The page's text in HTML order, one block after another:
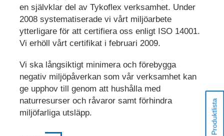
en självklar del av Tykoflex verksamhet. Under
2008 systematiserade vi vårt miljöarbete
ytterligare för att certifiera oss enligt ISO 14001.
Vi erhöll vårt certifikat i februari 2009.
Vi ska långsiktigt minimera och förebygga
negativ miljöpåverkan som vår verksamhet kan
ge upphov till genom att hushålla med
naturresurser och råvaror samt förhindra
miljöfarliga utsläpp.
Produktlista